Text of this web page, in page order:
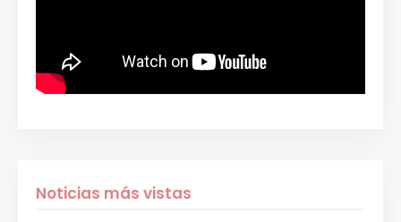
Noticias más vistas